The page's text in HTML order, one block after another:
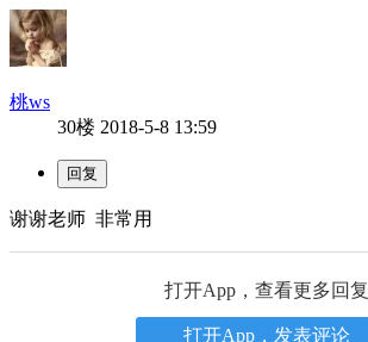
桃ws
30楼 2018-5-8 13:59
谢谢老师 非常用
打开App，查看更多回复
打开App，发表评论